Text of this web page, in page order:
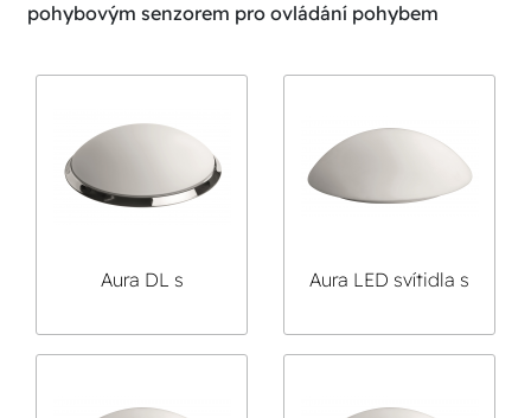
pohybovým senzorem pro ovládání pohybem
Aura DL s
límcem
Aura LED svítidla s